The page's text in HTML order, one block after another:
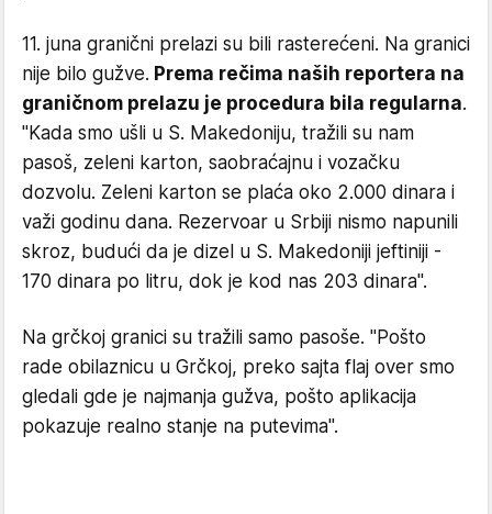
11. juna granični prelazi su bili rasterećeni. Na granici
nije bilo gužve. Prema rečima naših reportera na
graničnom prelazu je procedura bila regularna.
"Kada smo ušli u S. Makedoniju, tražili su nam
pasoš, zeleni karton, saobraćajnu i vozačku
dozvolu. Zeleni karton se plaća oko 2.000 dinara i
važi godinu dana. Rezervoar u Srbiji nismo napunili
skroz, budući da je dizel u S. Makedoniji jeftiniji -
170 dinara po litru, dok je kod nas 203 dinara".
Na grčkoj granici su tražili samo pasoše. "Pošto
rade obilaznicu u Grčkoj, preko sajta flaj over smo
gledali gde je najmanja gužva, pošto aplikacija
pokazuje realno stanje na putevima".